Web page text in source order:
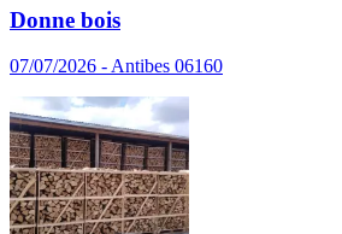
Donne bois
07/07/2026 - Antibes 06160